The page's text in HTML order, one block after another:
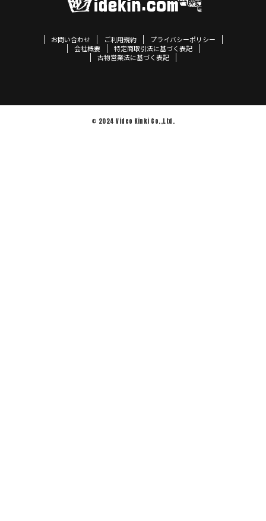
お問い合わせ ご利用規約
プライバシーポリシー
会社概要
特定商取引法に基づく表記
古物営業法に基づく表記
© 2024 Video Kinki Co.,Ltd.